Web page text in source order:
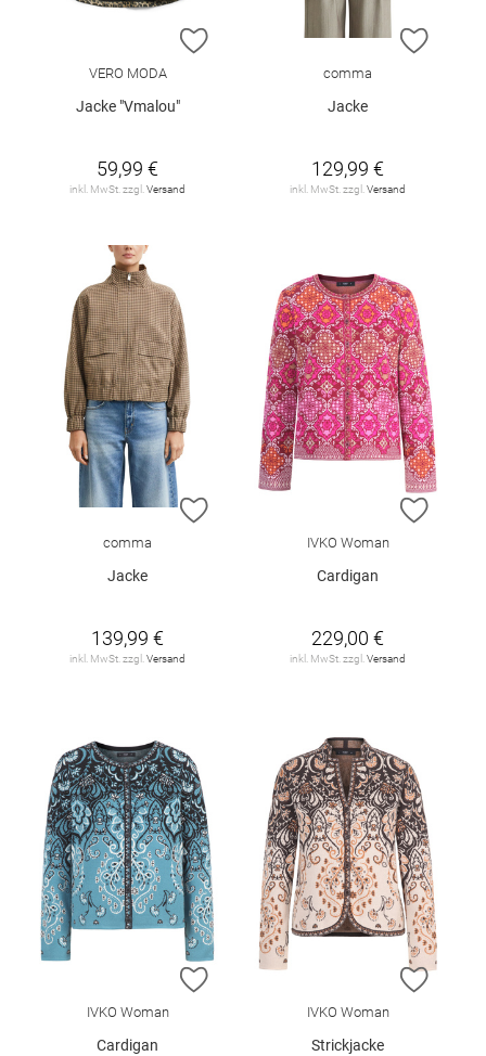
ZUR WUNSCHLISTE HINZUFÜGEN
VERO MODA
Jacke "Vmalou"
59,99 €
inkl. MwSt. zzgl.Versand
ZUR
comma
Jacke
129,99 €
inkl. MwSt. zzgl.Versand
ZUR WUNSCHLISTE HINZUFÜGEN
comma
Jacke
139,99 €
inkl. MwSt. zzgl.Versand
ZUR
IVKO Woman
Cardigan
229,00 €
inkl. MwSt. zzgl.Versand
ZUR WUNSCHLISTE HINZUFÜGEN
IVKO Woman
Cardigan
ZUR
IVKO Woman
Strickjacke